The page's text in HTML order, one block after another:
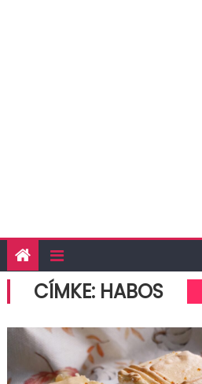
CÍMKE: HABOS